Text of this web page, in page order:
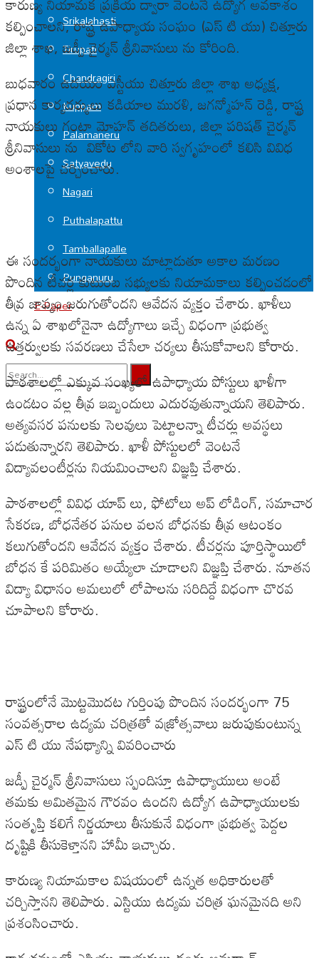
Srikalahasti
Tirupati
Chandragiri
Kuppam
Palamaneru
Satyavedu
Nagari
Puthalapattu
Tamballapalle
Punganuru
E-Paper
No Result
View All Result
కల్పించాలని, రాష్ట్ర ఉపాధ్యాయ సంఘం (ఎస్ టి యు) చిత్తూరు
జిల్లా శాఖ, జడ్పీ చైర్మన్ శ్రీనివాసులు ను కోరింది.
బుధవారం ఉదయం ఎస్టీయు చిత్తూరు జిల్లా శాఖ అధ్యక్ష,
ప్రధాన కార్యదర్శులు కడియాల మురళి, జగన్మోహన్ రెడ్డి, రాష్ట్ర
నాయకులు గంటా మోహన్ తదితరులు, జిల్లా పరిషత్ చైర్మన్
శ్రీనివాసులు ను వికోట లోని వారి స్వగృహంలో కలిసి వివిధ
అంశాలపై చర్చించారు.
ఈ సందర్భంగా నాయకులు మాట్లాడుతూ అకాల మరణం
పొందిన టీచర్ల కుటుంబ సభ్యులకు నియామకాలు కల్పించడంలో
తీవ్ర జాప్యం జరుగుతోందని ఆవేదన వ్యక్తం చేశారు. ఖాళీలు
ఉన్న ఏ శాఖలోనైనా ఉద్యోగాలు ఇచ్చే విధంగా ప్రభుత్వ
ఉత్తర్వులకు సవరణలు చేసేలా చర్యలు తీసుకోవాలని కోరారు.
పాఠశాలల్లో ఎక్కువ సంఖ్యలో ఉపాధ్యాయ పోస్టులు ఖాళీగా
ఉండటం వల్ల తీవ్ర ఇబ్బందులు ఎదురవుతున్నాయని తెలిపారు.
అత్యవసర పనులకు సెలవులు పెట్టాలన్నా టీచర్లు అవస్థలు
పడుతున్నారని తెలిపారు. ఖాళీ పోస్టులలో వెంటనే
విద్యావలంటీర్లను నియమించాలని విజ్ఞప్తి చేశారు.
పాఠశాలల్లో వివిధ యాప్ లు, ఫోటోలు అప్ లోడింగ్, సమాచార
సేకరణ, బోధనేతర పనుల వలన బోధనకు తీవ్ర ఆటంకం
కలుగుతోందని ఆవేదన వ్యక్తం చేశారు. టీచర్లను పూర్తిస్థాయిలో
బోధన కే పరిమితం అయ్యేలా చూడాలని విజ్ఞప్తి చేశారు. నూతన
విద్యా విధానం అమలులో లోపాలను సరిదిద్దే విధంగా చొరవ
చూపాలని కోరారు.
రాష్ట్రంలోనే మొట్టమొదట గుర్తింపు పొందిన సందర్భంగా 75
సంవత్సరాల ఉద్యమ చరిత్రతో వజ్రోత్సవాలు జరుపుకుంటున్న
ఎస్ టి యు నేపథ్యాన్ని వివరించారు
జడ్పీ చైర్మన్ శ్రీనివాసులు స్పందిస్తూ ఉపాధ్యాయులు అంటే
తమకు అమితమైన గౌరవం ఉందని ఉద్యోగ ఉపాధ్యాయులకు
సంతృప్తి కలిగే నిర్ణయాలు తీసుకునే విధంగా ప్రభుత్వ పెద్దల
దృష్టికి తీసుకెళ్తానని హామీ ఇచ్చారు.
కారుణ్య నియామకాల విషయంలో ఉన్నత అధికారులతో
చర్చిస్తానని తెలిపారు. ఎస్టియు ఉద్యమ చరిత్ర ఘనమైనది అని
ప్రశంసించారు.